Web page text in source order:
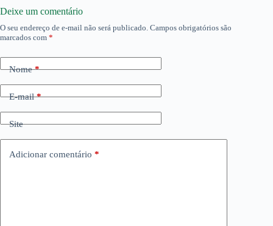
Deixe um comentário
O seu endereço de e-mail não será publicado. Campos obrigatórios são
marcados com *
Nome*
E-mail*
Site
Adicionar comentário *